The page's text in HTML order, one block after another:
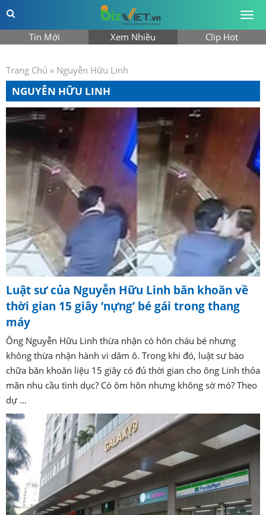
Tin Mới Xem Nhiều Clip Hot
Trang Chủ » Nguyễn Hữu Linh
NGUYỄN HỮU LINH
Luật sư của Nguyễn Hữu Linh băn khoăn về
thời gian 15 giây ‘nựng’ bé gái trong thang
máy
Ông Nguyễn Hữu Linh thừa nhận có hôn cháu bé nhưng
không thừa nhận hành vi dâm ô. Trong khi đó, luật sư bào
chữa băn khoăn liệu 15 giây có đủ thời gian cho ông Linh thỏa
mãn nhu cầu tình dục? Có ôm hôn nhưng không sờ mó? Theo
dự ...